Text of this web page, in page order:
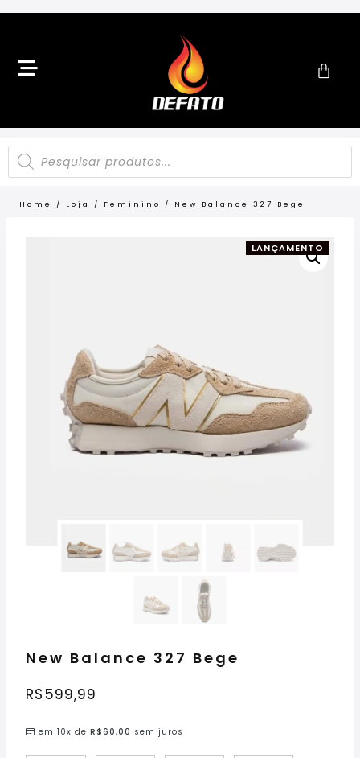
Home / Loja / Feminino / New Balance 327 Bege
LANÇAMENTO
New Balance 327 Bege
R$599,99
em 10x de R$60,00 sem juros